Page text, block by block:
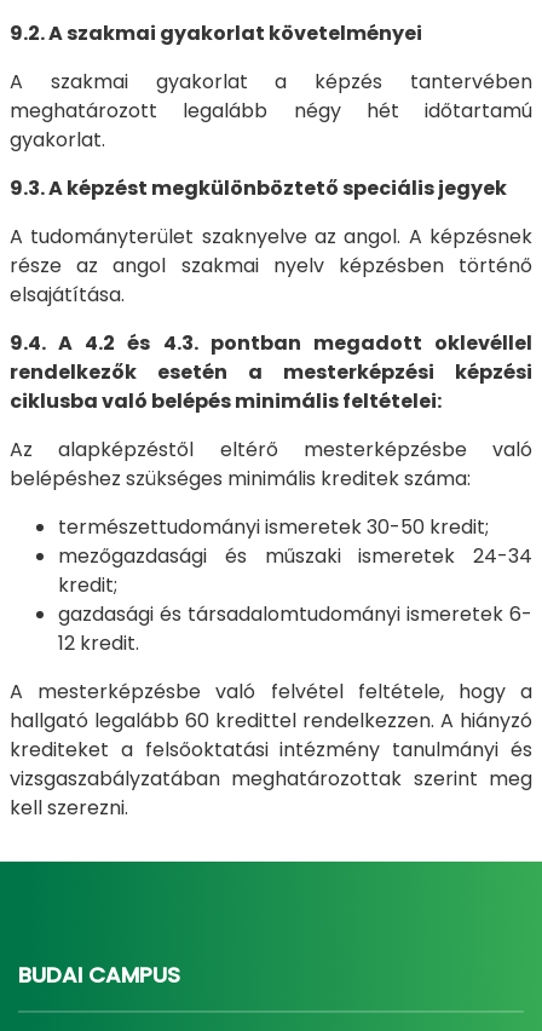
9.2. A szakmai gyakorlat követelményei
A szakmai gyakorlat a képzés tantervében
meghatározott legalább négy hét időtartamú
gyakorlat.
9.3. A képzést megkülönböztető speciális jegyek
A tudományterület szaknyelve az angol. A képzésnek
része az angol szakmai nyelv képzésben történő
elsajátítása.
9.4. A 4.2 és 4.3. pontban megadott oklevéllel
rendelkezők esetén a mesterképzési képzési
ciklusba való belépés minimális feltételei:
Az alapképzéstől eltérő mesterképzésbe való
belépéshez szükséges minimális kreditek száma:
természettudományi ismeretek 30-50 kredit;
mezőgazdasági és műszaki ismeretek 24-34
kredit;
gazdasági és társadalomtudományi ismeretek 6-
12 kredit.
A mesterképzésbe való felvétel feltétele, hogy a
hallgató legalább 60 kredittel rendelkezzen. A hiányzó
krediteket a felsőoktatási intézmény tanulmányi és
vizsgaszabályzatában meghatározottak szerint meg
kell szerezni.
BUDAI CAMPUS